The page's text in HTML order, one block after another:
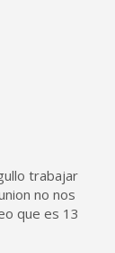
trabajar
no nos
que es 13